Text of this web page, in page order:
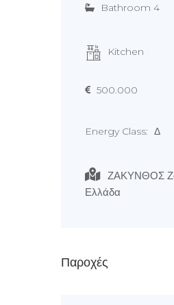
Bathroom 4
Kitchen
500.000
Energy Class: Δ
ΖΑΚΥΝΘΟΣ
Ελλάδα
Παροχές